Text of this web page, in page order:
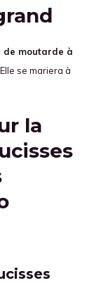
de moutarde à
se mariera à
la